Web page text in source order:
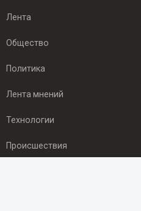
Лента
Общество
Политика
Лента мнений
Технологии
Происшествия